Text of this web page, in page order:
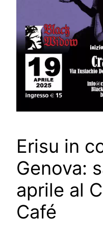
Erisu in
Genova:
aprile al
Café